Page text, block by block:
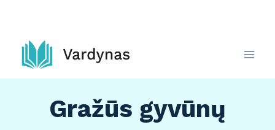
content
Gražūs gyvūnų